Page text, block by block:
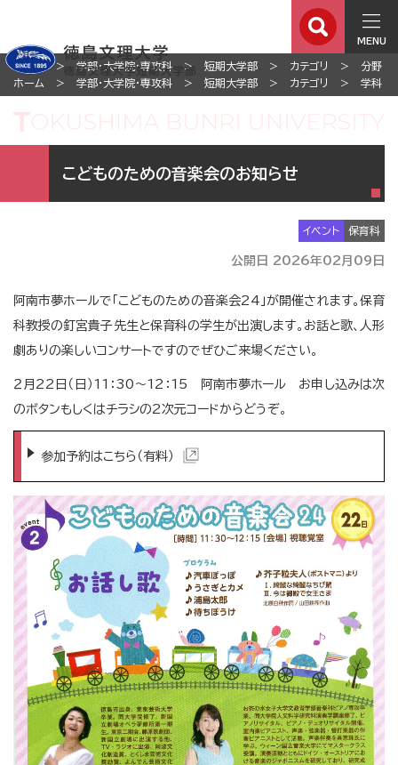
MENU
ホーム 学部・大学院・専攻科 短期大学部 カテゴリ
分野
ホーム
学部・大学院・専攻科 短期大学部 カテゴリ 学科
こどものための音楽会のお知らせ
イベント 保育科
公開日 2026年02月09日
阿南市夢ホールで「こどものための音楽会24」が開催されます。保育
科教授の釘宮貴子先生と保育科の学生が出演します。お話と歌、人形
劇ありの楽しいコンサートですのでぜひご来場ください。
２月22日（日）11：30～12：15 阿南市夢ホール お申し込みは次
のボタンもしくはチラシの2次元コードからどうぞ。
参加予約はこちら（有料）